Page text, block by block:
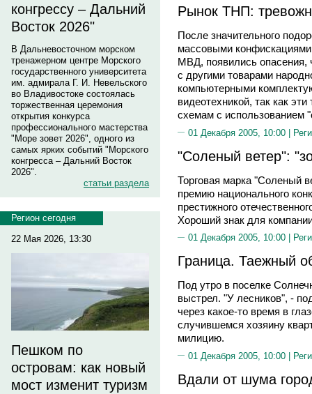
конгрессу – Дальний
Восток 2026"
В Дальневосточном морском
тренажерном центре Морского
государственного университета
им. адмирала Г. И. Невельского
во Владивостоке состоялась
торжественная церемония
открытия конкурса
профессионального мастерства
"Море зовет 2026", одного из
самых ярких событий "Морского
конгресса – Дальний Восток
2026".
статьи раздела
Регион сегодня
22 Мая 2026, 13:30
Пешком по
островам: как новый
мост изменит туризм
Рынок ТНП:
После значительного
массовыми
МВД, появились опасения,
с другими товарами
компьютерными
видеотехникой, так как
схемам с использованием
01 Декабря 2005, 10:00 |
"Соленый ветер":
Торговая марка "Соленый
премию национального
престижного
Хороший знак для
01 Декабря 2005, 10:00 |
Граница. Таежный
Под утро в поселке
выстрел. "У лесников", -
через какое-то время в
случившемся хозяину
милицию.
01 Декабря 2005, 10:00 |
Вдали от шума